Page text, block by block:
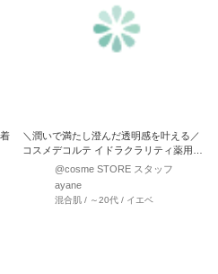
＼潤いで満たし澄んだ透明感を叶える／
コスメデコルテ イドラクラリティ薬用ブ
ライトニング エッセ…
@cosme STORE スタッフ
ayane
混合肌 / ～20代 / イエベ